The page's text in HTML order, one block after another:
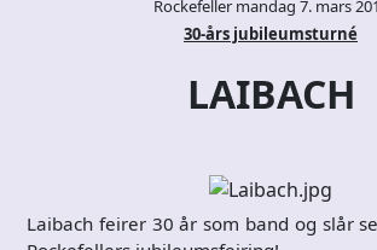
Rockefeller mandag 7. mars
30-års jubileumsturné
LAIBACH
Laibach feirer 30 år som band og slår